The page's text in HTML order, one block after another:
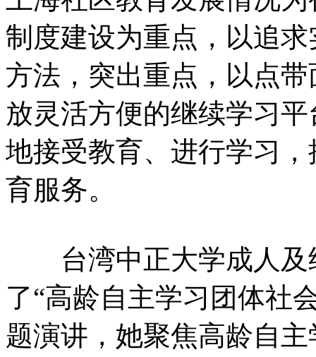
制度建设为重点，以追
方法，突出重点，以点
放灵活方便的继续学习
地接受教育、进行学习
育服务。
台湾中正大学成人及
了“高龄自主学习团体社
题演讲，她聚焦高龄自